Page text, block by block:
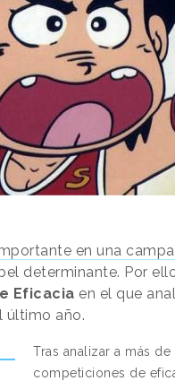
en una
determinante. Por
Eficacia en el que
último año.
Tras analizar a más
competiciones de